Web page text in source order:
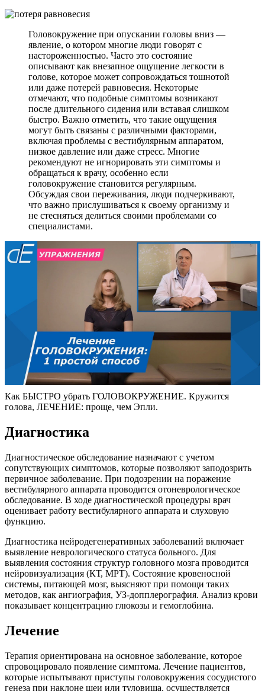
Головокружение при опускании головы вниз —
явление, о котором многие люди говорят с
настороженностью. Часто это состояние
описывают как внезапное ощущение легкости в
голове, которое может сопровождаться тошнотой
или даже потерей равновесия. Некоторые
отмечают, что подобные симптомы возникают
после длительного сидения или вставая слишком
быстро. Важно отметить, что такие ощущения
могут быть связаны с различными факторами,
включая проблемы с вестибулярным аппаратом,
низкое давление или даже стресс. Многие
рекомендуют не игнорировать эти симптомы и
обращаться к врачу, особенно если
головокружение становится регулярным.
Обсуждая свои переживания, люди подчеркивают,
что важно прислушиваться к своему организму и
не стесняться делиться своими проблемами со
специалистами.
Как БЫСТРО убрать ГОЛОВОКРУЖЕНИЕ. Кружится
голова, ЛЕЧЕНИЕ: проще, чем Эпли.
Диагностика
Диагностическое обследование назначают с учетом
сопутствующих симптомов, которые позволяют заподозрить
первичное заболевание. При подозрении на поражение
вестибулярного аппарата проводится отоневрологическое
обследование. В ходе диагностической процедуры врач
оценивает работу вестибулярного аппарата и слуховую
функцию.
Диагностика нейродегенеративных заболеваний включает
выявление неврологического статуса больного. Для
выявления состояния структур головного мозга проводится
нейровизуализация (КТ, МРТ). Состояние кровеносной
системы, питающей мозг, выясняют при помощи таких
методов, как ангиография, УЗ-допплерография. Анализ крови
показывает концентрацию глюкозы и гемоглобина.
Лечение
Терапия ориентирована на основное заболевание, которое
спровоцировало появление симптома. Лечение пациентов,
которые испытывают приступы головокружения сосудистого
генеза при наклоне шеи или туловища, осуществляется